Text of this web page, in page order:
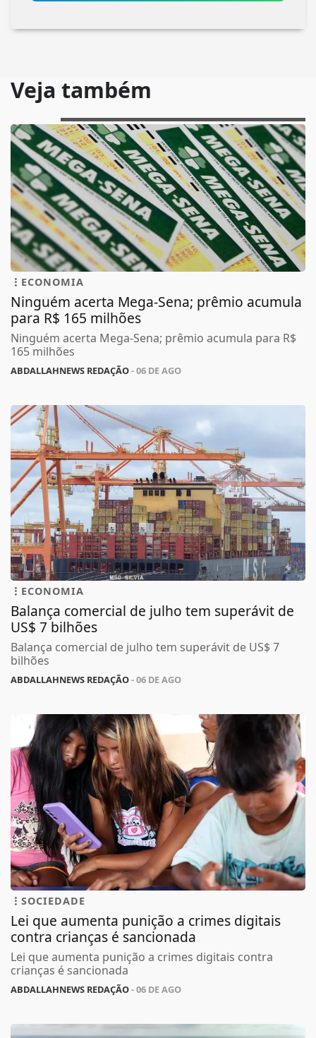
Veja também
ECONOMIA
Ninguém acerta Mega-Sena; prêmio acumula
para R$ 165 milhões
Ninguém acerta Mega-Sena; prêmio acumula para R$
165 milhões
ABDALLAHNEWS REDAÇÃO- 06 DE AGO
ECONOMIA
Balança comercial de julho tem superávit de
US$ 7 bilhões
Balança comercial de julho tem superávit de US$ 7
bilhões
ABDALLAHNEWS REDAÇÃO- 06 DE AGO
SOCIEDADE
Lei que aumenta punição a crimes digitais
contra crianças é sancionada
Lei que aumenta punição a crimes digitais contra
crianças é sancionada
ABDALLAHNEWS REDAÇÃO- 06 DE AGO